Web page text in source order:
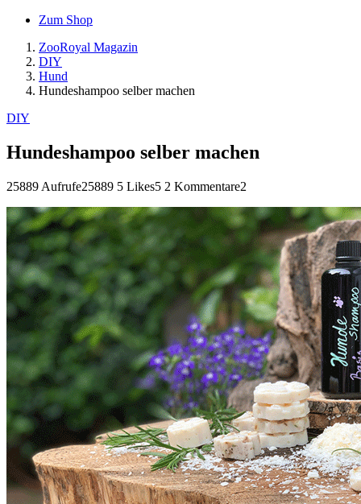
Zum Shop
ZooRoyal Magazin
DIY
Hund
Hundeshampoo selber machen
DIY
Hundeshampoo selber machen
25889 Aufrufe25889 5 Likes5 2 Kommentare2